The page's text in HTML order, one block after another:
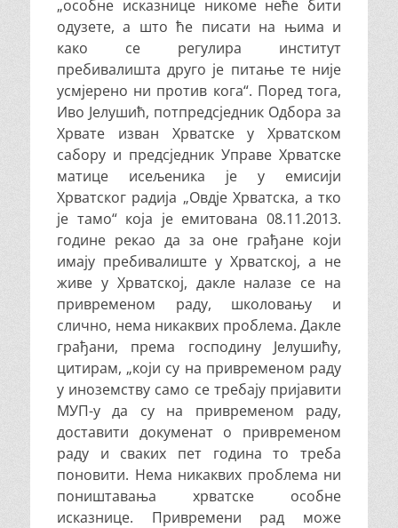
„особне исказнице никоме неће бити
одузете, а што ће писати на њима и
како се регулира институт
пребивалишта друго је питање те није
усмјерено ни против кога“. Поред тога,
Иво Јелушић, потпредсједник Одбора за
Хрвате изван Хрватске у Хрватском
сабору и предсједник Управе Хрватске
матице исељеника је у емисији
Хрватског радија „Овдје Хрватска, а тко
је тамо“ која је емитована 08.11.2013.
године рекао да за оне грађане који
имају пребивалиште у Хрватској, а не
живе у Хрватској, дакле налазе се на
привременом раду, школовању и
слично, нема никаквих проблема. Дакле
грађани, према господину Јелушићу,
цитирам, „који су на привременом раду
у иноземству само се требају пријавити
МУП-у да су на привременом раду,
доставити докуменат о привременом
раду и сваких пет година то треба
поновити. Нема никаквих проблема ни
поништавања хрватске особне
исказнице. Привремени рад може